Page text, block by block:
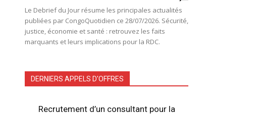
Le Debrief du Jour résume les principales actualités
publiées par CongoQuotidien ce 28/07/2026. Sécurité,
justice, économie et santé : retrouvez les faits
marquants et leurs implications pour la RDC.
DERNIERS APPELS D'OFFRES
Recrutement d’un consultant pour la